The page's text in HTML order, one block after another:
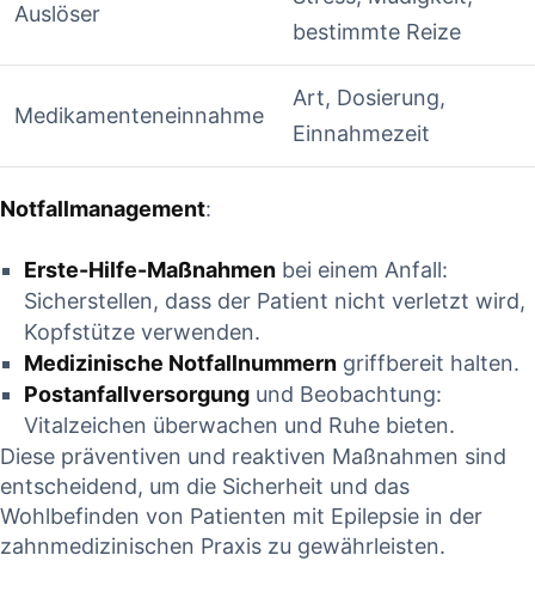
Auslöser
bestimmte ⁣Reize
Medikamenteneinnahme
Art, Dosierung,
Einnahmezeit
Notfallmanagement:
Erste-Hilfe-Maßnahmen ⁤bei einem Anfall:
Sicherstellen, dass der Patient nicht verletzt wird,
Kopfstütze verwenden.
Medizinische ‌Notfallnummern griffbereit halten.
Postanfallversorgung und Beobachtung:
Vitalzeichen überwachen und Ruhe ‍bieten.
Diese präventiven und reaktiven Maßnahmen sind
entscheidend,⁢ um die Sicherheit und das
⁢Wohlbefinden von Patienten‌ mit Epilepsie in der
zahnmedizinischen Praxis ‍zu gewährleisten.